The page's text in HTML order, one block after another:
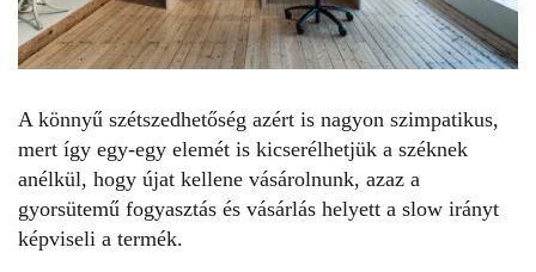
A könnyű szétszedhetőség azért is nagyon szimpatikus,
mert így egy-egy elemét is kicserélhetjük a széknek
anélkül, hogy újat kellene vásárolnunk, azaz a
gyorsütemű fogyasztás és vásárlás helyett a slow irányt
képviseli a termék.